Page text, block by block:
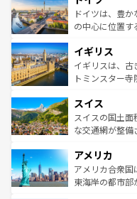
ンテンツ一覧を
聖堂、美しい
から魅了する。
いる。シャンパ
香り高いラベン
らに、パリ以
れる地方に足を
き
を参照してほし
ドイツは、豊
の中心に位置す
顔を持つこの国
ルリンの文化的
してライン川
は、お酒好きな人に
ドイツ情報はコ
イギリス
イギリスは、古
トミンスター
リアごとに異な
ティー、ビー
戦など、本場だ
ンツ一覧を参照
スイス
スイスの国土
な交通網が整備
の建物がそのま
博物館もあり、
ことができる。
アメリカ
アメリカ合衆国
東海岸の都市部